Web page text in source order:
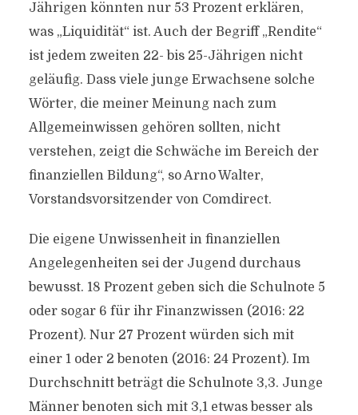
Jährigen könnten nur 53 Prozent erklären,
was „Liquidität“ ist. Auch der Begriff „Rendite“
ist jedem zweiten 22- bis 25-Jährigen nicht
geläufig. Dass viele junge Erwachsene solche
Wörter, die meiner Meinung nach zum
Allgemeinwissen gehören sollten, nicht
verstehen, zeigt die Schwäche im Bereich der
finanziellen Bildung“, so Arno Walter,
Vorstandsvorsitzender von Comdirect.
Die eigene Unwissenheit in finanziellen
Angelegenheiten sei der Jugend durchaus
bewusst. 18 Prozent geben sich die Schulnote 5
oder sogar 6 für ihr Finanzwissen (2016: 22
Prozent). Nur 27 Prozent würden sich mit
einer 1 oder 2 benoten (2016: 24 Prozent). Im
Durchschnitt beträgt die Schulnote 3,3. Junge
Männer benoten sich mit 3,1 etwas besser als